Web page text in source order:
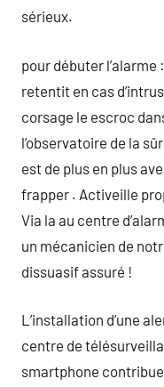
sérieux.
pour débuter
retentit en cas
corsage le escroc
l’observatoire de la
est de plus en plus
frapper . Activeille
Via la au centre
un mécanicien de
dissuasif assuré !
L’installation d’une
centre de
smartphone